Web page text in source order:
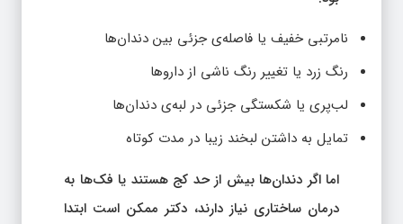
نامرتبی خفیف یا فاصله‌ی جزئی بین دندان‌ها
رنگ زرد یا تغییر رنگ ناشی از داروها
لب‌پری یا شکستگی جزئی در لبه‌ی دندان‌ها
تمایل به داشتن لبخند زیبا در مدت کوتاه
اما اگر دندان‌ها بیش از حد کج هستند یا فک‌ها به
درمان ساختاری نیاز دارند، دکتر ممکن است ابتدا